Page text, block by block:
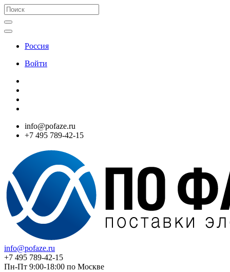
Россия
Войти
info@pofaze.ru
+7 495 789-42-15
info@pofaze.ru
+7 495 789-42-15
Пн-Пт 9:00-18:00 по Москве